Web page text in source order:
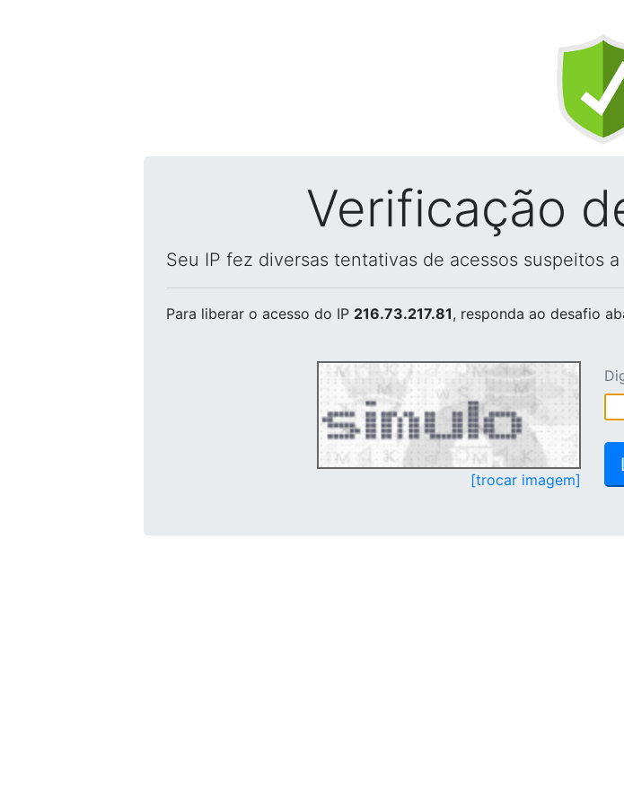
Verificação
Seu IP fez diversas tentativas de acessos suspeitos
Para liberar o acesso do IP 216.73.217.81, responda ao desafio
[trocar imagem]